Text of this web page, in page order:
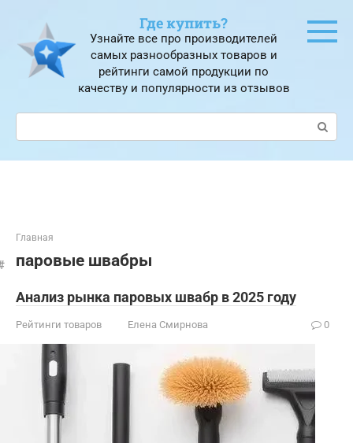
контенту
Где купить?
Узнайте все про производителей
самых разнообразных товаров и
рейтинги самой продукции по
качеству и популярности из отзывов
Поиск:
Главная
паровые швабры
Анализ рынка паровых швабр в 2025 году
Рейтинги товаров Елена Смирнова 0